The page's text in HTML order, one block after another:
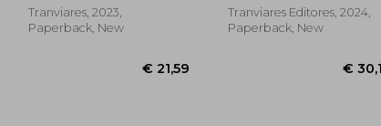
Tranviares, 2023,
Paperback, New
Tranviares Editores, 2024,
Paperback, New